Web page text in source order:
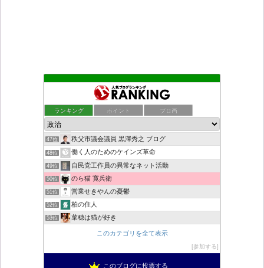
ランキング ポイント ブロ画
ついっちゃが速報
こんなニュースにでくわした
45位 日本第一！ニュース録
46位
47位 秩父市議会議員 黒澤秀之 ブログ
48位 働く人のためのケインズ革命
49位 自民党工作員の異常なネット活動
50位 のら猫 寛兵衛
51位 営業せきやんの憂鬱
52位 柏の住人
53位 菜穂は猫が好き
新！脱「愛国カルト」のススメ
このカテゴリを全て表示
参加する
このブログに投票する